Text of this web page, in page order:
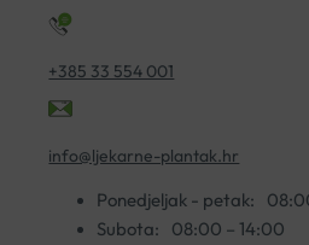
+385 33 554 001
info@ljekarne-plantak.hr
Ponedjeljak - petak:
Subota:
08:00 – 14:00